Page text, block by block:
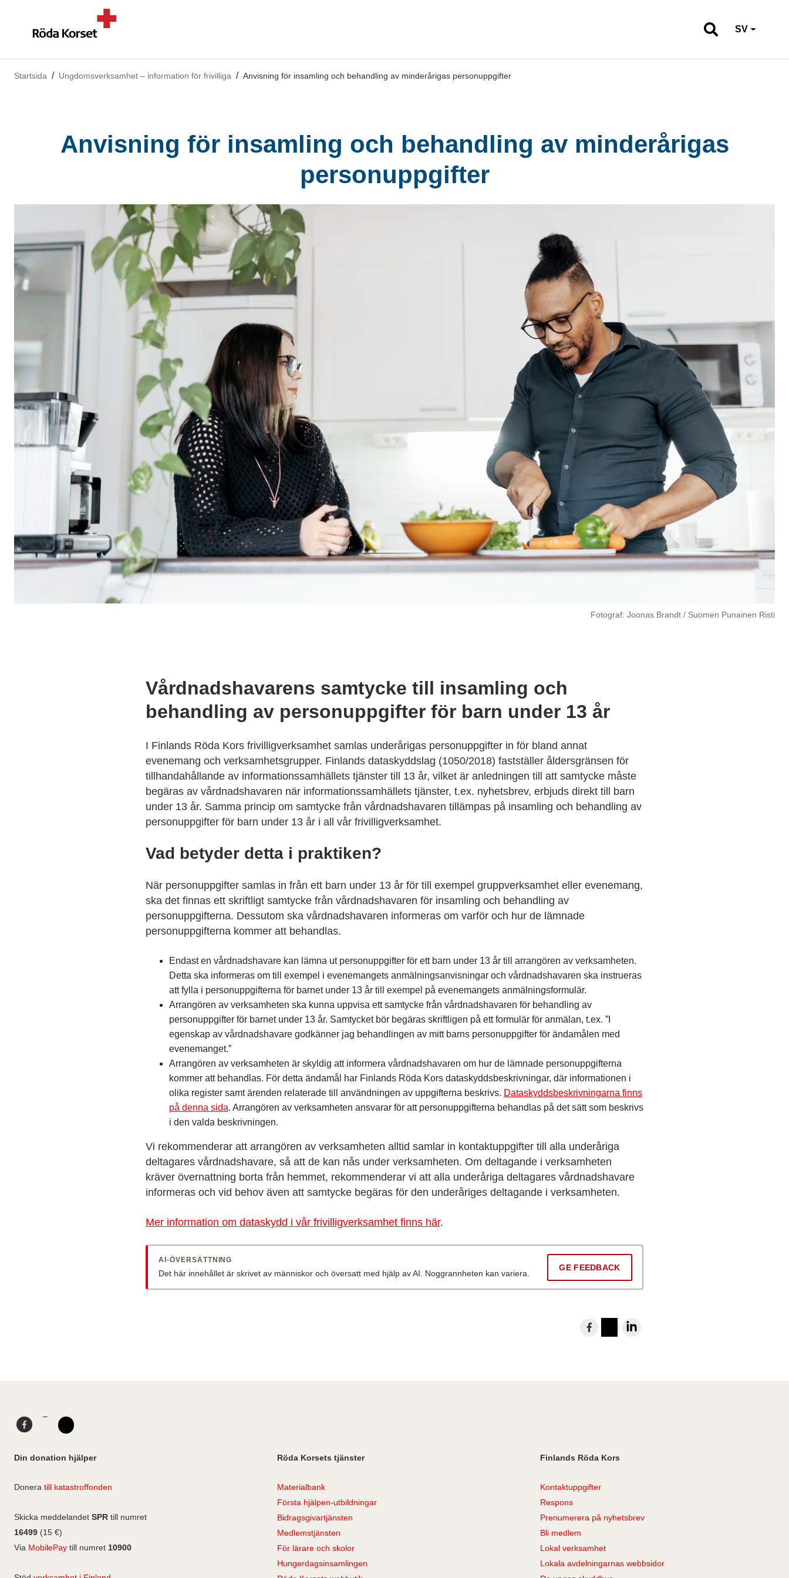
SV
Startsida Ungdomsverksamhet – information för frivilliga Anvisning för insamling och behandling av minderårigas personuppgifter
Anvisning för insamling och behandling av minderårigas
personuppgifter
Fotograf: Joonas Brandt / Suomen Punainen Risti
Vårdnadshavarens samtycke till insamling och
behandling av personuppgifter för barn under 13 år
I Finlands Röda Kors frivilligverksamhet samlas underårigas personuppgifter in för bland annat
evenemang och verksamhetsgrupper. Finlands dataskyddslag (1050/2018) fastställer åldersgränsen för
tillhandahållande av informationssamhällets tjänster till 13 år, vilket är anledningen till att samtycke måste
begäras av vårdnadshavaren när informationssamhällets tjänster, t.ex. nyhetsbrev, erbjuds direkt till barn
under 13 år. Samma princip om samtycke från vårdnadshavaren tillämpas på insamling och behandling av
personuppgifter för barn under 13 år i all vår frivilligverksamhet.
Vad betyder detta i praktiken?
När personuppgifter samlas in från ett barn under 13 år för till exempel gruppverksamhet eller evenemang,
ska det finnas ett skriftligt samtycke från vårdnadshavaren för insamling och behandling av
personuppgifterna. Dessutom ska vårdnadshavaren informeras om varför och hur de lämnade
personuppgifterna kommer att behandlas.
Endast en vårdnadshavare kan lämna ut personuppgifter för ett barn under 13 år till arrangören av verksamheten.
Detta ska informeras om till exempel i evenemangets anmälningsanvisningar och vårdnadshavaren ska instrueras
att fylla i personuppgifterna för barnet under 13 år till exempel på evenemangets anmälningsformulär.
Arrangören av verksamheten ska kunna uppvisa ett samtycke från vårdnadshavaren för behandling av
personuppgifter för barnet under 13 år. Samtycket bör begäras skriftligen på ett formulär för anmälan, t.ex. ”I
egenskap av vårdnadshavare godkänner jag behandlingen av mitt barns personuppgifter för ändamålen med
evenemanget.”
Arrangören av verksamheten är skyldig att informera vårdnadshavaren om hur de lämnade personuppgifterna
kommer att behandlas. För detta ändamål har Finlands Röda Kors dataskyddsbeskrivningar, där informationen i
olika register samt ärenden relaterade till användningen av uppgifterna beskrivs. Dataskyddsbeskrivningarna finns
på denna sida. Arrangören av verksamheten ansvarar för att personuppgifterna behandlas på det sätt som beskrivs
i den valda beskrivningen.
Vi rekommenderar att arrangören av verksamheten alltid samlar in kontaktuppgifter till alla underåriga
deltagares vårdnadshavare, så att de kan nås under verksamheten. Om deltagande i verksamheten
kräver övernattning borta från hemmet, rekommenderar vi att alla underåriga deltagares vårdnadshavare
informeras och vid behov även att samtycke begäras för den underåriges deltagande i verksamheten.
Mer information om dataskydd i vår frivilligverksamhet finns här.
AI-ÖVERSÄTTNING
Det här innehållet är skrivet av människor och översatt med hjälp av AI. Noggrannheten kan variera.
GE FEEDBACK
till
Facebook
Din donation hjälper
Donera till katastroffonden
Skicka meddelandet SPR till numret
16499 (15 €)
Via MobilePay till numret 10900
Röda Korsets tjänster
Materialbank
Första hjälpen-utbildningar
Bidragsgivartjänsten
Medlemstjänsten
För lärare och skolor
Hungerdagsinsamlingen
Finlands Röda Kors
Kontaktuppgifter
Respons
Prenumerera på nyhetsbrev
Bli medlem
Lokal verksamhet
Lokala avdelningarnas webbsidor